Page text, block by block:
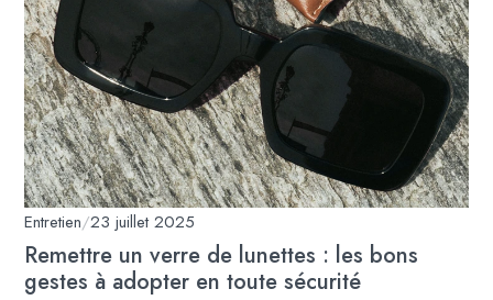
Entretien/23 juillet 2025
Remettre un verre de lunettes : les bons
gestes à adopter en toute sécurité